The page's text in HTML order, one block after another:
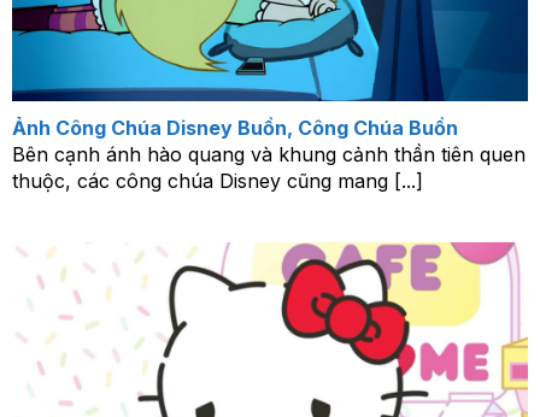
Ảnh Công Chúa Disney Buồn, Công Chúa Buồn
Bên cạnh ánh hào quang và khung cảnh thần tiên quen
thuộc, các công chúa Disney cũng mang [...]